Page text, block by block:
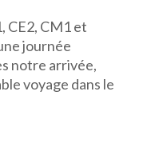
CE2, CM1 et
journée
notre arrivée,
voyage dans le